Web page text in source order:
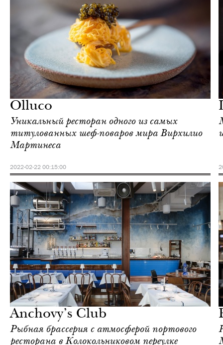
Olluco
Уникальный ресторан одного из самых
титулованных шеф-поваров мира Вирхилио
Мартинеса
2022-02-22 00:15:00
Anchovy’s Club
Рыбная брассерия с атмосферой портового
ресторана в Колокольниковом переулке